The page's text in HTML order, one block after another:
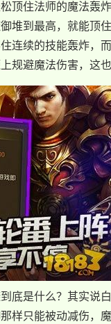
顶住法师的魔法轰
堆到最高，就能顶
连续的技能轰炸，
规避魔法伤害，这
底是什么？其实说
样只能被动减伤，